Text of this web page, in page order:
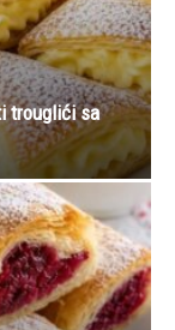
trouglići sa